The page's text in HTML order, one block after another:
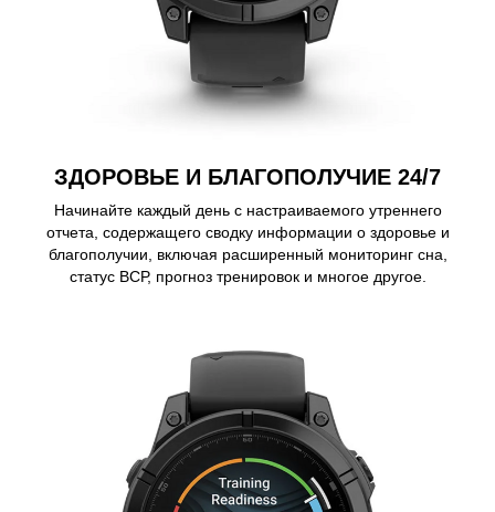
ЗДОРОВЬЕ И БЛАГОПОЛУЧИЕ 24/7
Начинайте каждый день с настраиваемого утреннего
отчета, содержащего сводку информации о здоровье и
благополучии, включая расширенный мониторинг сна,
статус ВСР, прогноз тренировок и многое другое.